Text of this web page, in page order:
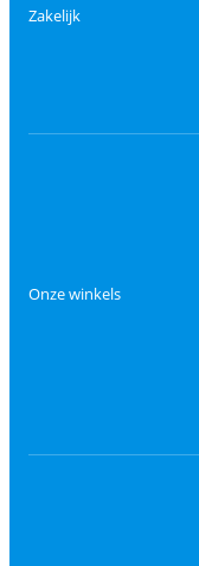
Zakelijk
Onze winkels